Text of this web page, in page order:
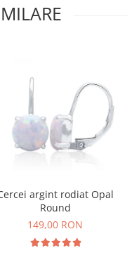
argint rodiat Opal
Round
149,00 RON